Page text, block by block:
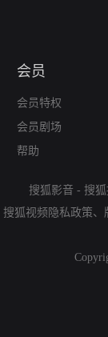
会员
会员特权
会员剧场
帮助
搜狐影音 - 搜
搜狐视频隐私政策、